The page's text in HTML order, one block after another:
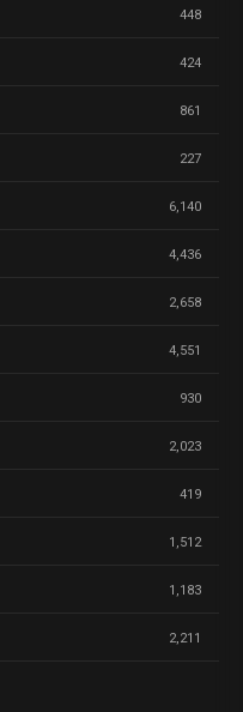
448
424
861
227
6,140
4,436
2,658
4,551
930
2,023
419
1,512
1,183
2,211